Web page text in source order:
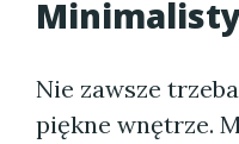
Nie zawsze
piękne wnętrze.